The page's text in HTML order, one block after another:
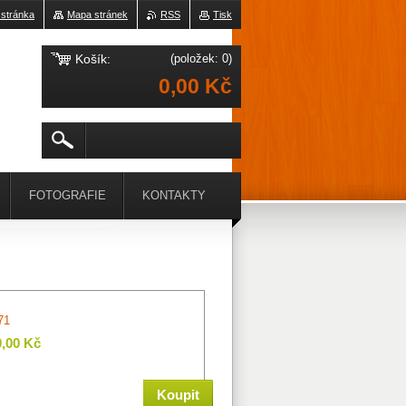
Kč
FOTOGRAFIE KONTAKTY
Tisk
RSS
Mapa stránek
Košík: (položek: 0)
0,00 Kč